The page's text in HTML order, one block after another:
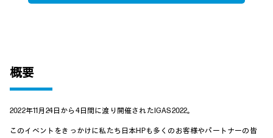
概要
2022年11月24日から4日間に渡り開催されたIGAS2022。
このイベントをきっかけに私たち日本HPも多くのお客様やパートナーの皆